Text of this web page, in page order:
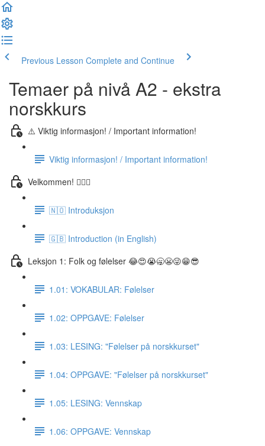
Previous Lesson Complete and Continue
Temaer på nivå A2 - ekstra
norskkurs
⚠️ Viktig informasjon! / Important information!
Viktig informasjon! / Important information!
Velkommen! 🙋🏼‍♂️
🇳🇴 Introduksjon
🇬🇧 Introduction (in English)
Leksjon 1: Folk og følelser 😂😍😭🥱😬😜😁😎
1.01: VOKABULAR: Følelser
1.02: OPPGAVE: Følelser
1.03: LESING: "Følelser på norskkurset"
1.04: OPPGAVE: "Følelser på norskkurset"
1.05: LESING: Vennskap
1.06: OPPGAVE: Vennskap